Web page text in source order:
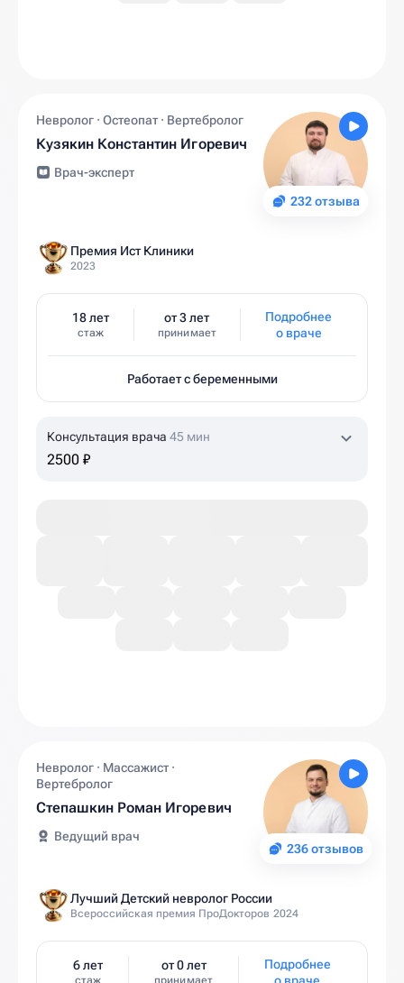
232 отзыва
Невролог · Остеопат · Вертебролог
Кузякин Константин Игоревич
Врач-эксперт
Премия Ист Клиники
2023
18 лет
стаж
от 3 лет
принимает
Подробнее
о враче
Работает с беременными
Консультация врача 45 мин
2500 ₽
236 отзывов
Невролог · Массажист ·
Вертебролог
Степашкин Роман Игоревич
Ведущий врач
Лучший Детский невролог России
Всероссийская премия ПроДокторов 2024
6 лет
стаж
от 0 лет
принимает
Подробнее